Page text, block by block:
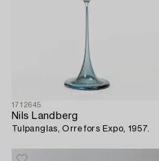
1712645
Nils Landberg
Tulpanglas, Orrefors Expo, 1957.